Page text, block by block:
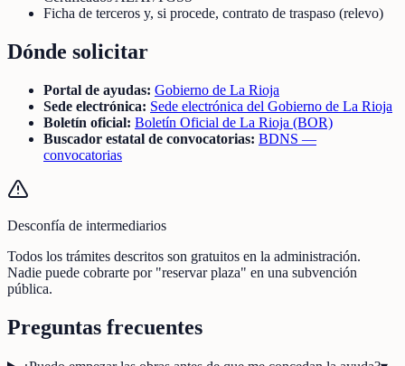
Ficha de terceros y, si procede, contrato de traspaso (relevo)
Dónde solicitar
Portal de ayudas: Gobierno de La Rioja
Sede electrónica: Sede electrónica del Gobierno de La Rioja
Boletín oficial: Boletín Oficial de La Rioja (BOR)
Buscador estatal de convocatorias: BDNS —
convocatorias
Desconfía de intermediarios
Todos los trámites descritos son gratuitos en la administración.
Nadie puede cobrarte por "reservar plaza" en una subvención
pública.
Preguntas frecuentes